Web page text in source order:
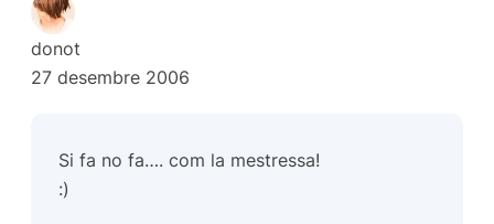
donot
27 desembre 2006
Si fa no fa…. com la mestressa!
:)